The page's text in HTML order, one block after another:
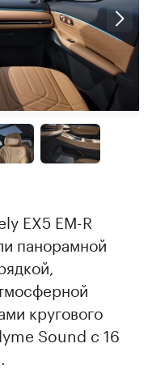
EX5 EM-R
панорамной
кругового
Sound с 16